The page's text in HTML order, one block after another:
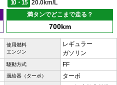
10・15
20.0km/L
満タンでどこまで走る？
700km
使用燃料
エンジン
レギュラー
ガソリン
駆動方式 FF
過給器（ターボ） ターボ